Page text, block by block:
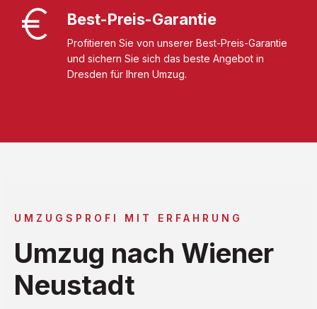
Best-Preis-Garantie
Profitieren Sie von unserer Best-Preis-Garantie
und sichern Sie sich das beste Angebot in
Dresden für Ihren Umzug.
UMZUGSPROFI MIT ERFAHRUNG
Umzug nach Wiener
Neustadt